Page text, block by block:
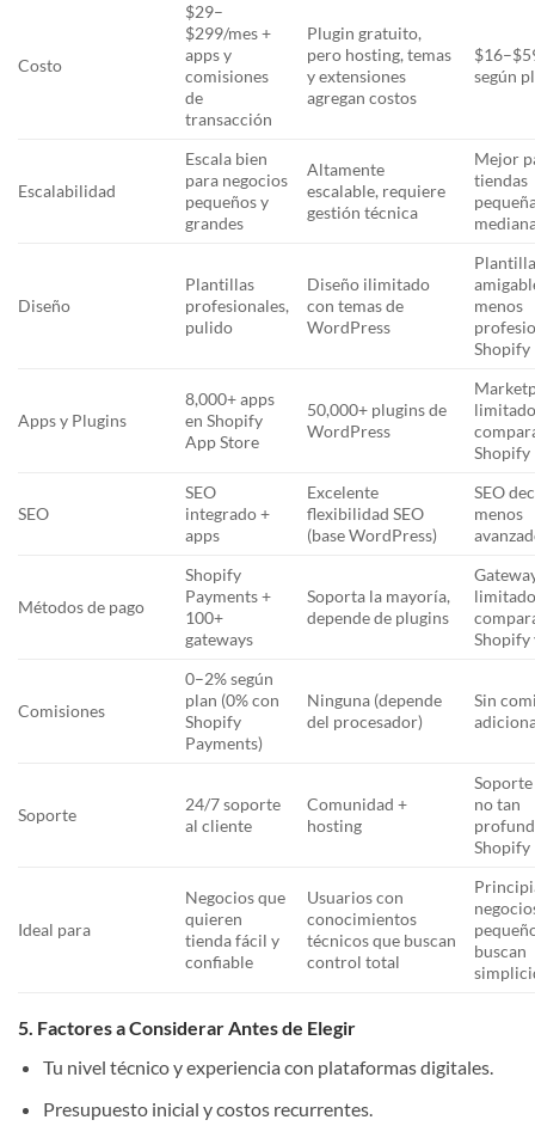
Costo
$29–
$299/mes +
apps y
comisiones
de
transacción
Plugin gratuito,
pero hosting, temas
y extensiones
agregan costos
según
Escalabilidad
Escala bien
para negocios
pequeños y
grandes
Altamente
escalable, requiere
gestión técnica
Mejor
tiendas
Diseño
Plantillas
profesionales,
pulido
Diseño ilimitado
con temas de
WordPress
menos
Shopify
Apps y Plugins
8,000+ apps
en Shopify
App Store
50,000+ plugins de
WordPress
Shopify
SEO
SEO
integrado +
apps
Excelente
flexibilidad SEO
(base WordPress)
SEO
menos
Métodos de pago
Shopify
Payments +
100+
gateways
Soporta la mayoría,
depende de plugins
Shopify
Comisiones
0–2% según
plan (0% con
Shopify
Payments)
Ninguna (depende
del procesador)
Sin
Soporte
24/7 soporte
al cliente
Comunidad +
hosting
no tan
Shopify
Ideal para
Negocios que
quieren
tienda fácil y
confiable
Usuarios con
conocimientos
técnicos que buscan
control total
buscan
5. Factores a Considerar Antes de Elegir
Tu nivel técnico y experiencia con plataformas digitales.
Presupuesto inicial y costos recurrentes.